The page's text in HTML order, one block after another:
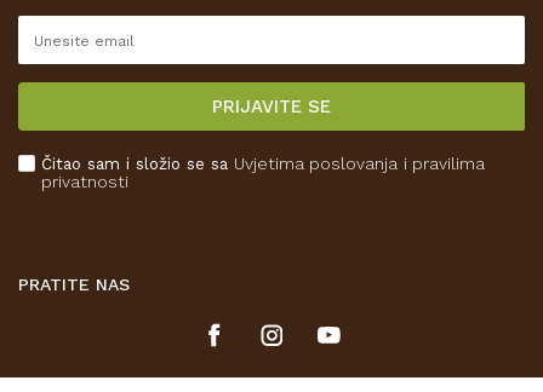
Reklamacije
Isporuka
Kako kupiti
PRIJAVITE SE
Čitao sam i složio se sa Uvjetima poslovanja i pravilima
privatnosti
PRATITE NAS